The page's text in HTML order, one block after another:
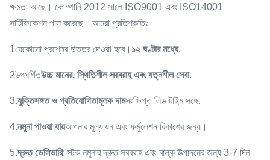
ক্ষমতা আছে। কোম্পানি 2012 সালে ISO9001 এবং ISO14001
সার্টিফিকেশন পাস করেছে। আমরা প্রতিশ্রুতিঃ
1যেকোনো প্রশ্নের উত্তর দেওয়া হবে। ১২ ঘণ্টার মধ্যে.
2উৎসর্গিতউচ্চ মানের, স্থিতিশীল সরবরাহ এবং যত্নশীল সেবা.
3.যুক্তিসঙ্গত ও প্রতিযোগিতামূলক দামসংক্ষিপ্ত লিড টাইম সঙ্গে.
4.নমুনা পাওয়া যায়আপনার মূল্যায়ন এবং ফর্মুলেশন বিকাশের জন্য।
5.দ্রুত ডেলিভারি: স্টক নমুনার দ্রুত সরবরাহ এবং বাল্ক উত্পাদনের জন্য 3-7 দিন।